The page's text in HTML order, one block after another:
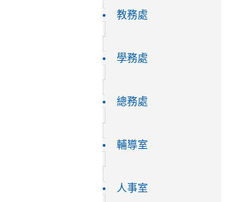
教務處
學務處
總務處
輔導室
人事室